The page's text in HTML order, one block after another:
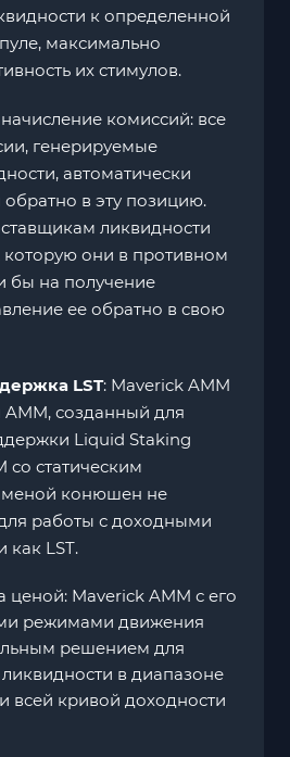
к определенной
максимально
их стимулов.
комиссий: все
генерируемые
автоматически
в эту позицию.
ликвидности
которую они в противном
бы на получение
ее обратно в свою
LST: Maverick AMM
созданный для
Liquid Staking
со статическим
конюшен не
работы с доходными
как LST.
ценой: Maverick AMM с его
режимами движения
решением для
в диапазоне
всей кривой доходности